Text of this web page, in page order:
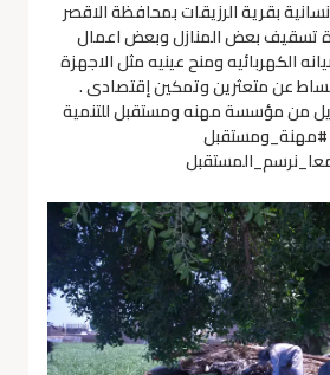
بقرية الرزيقات بمحافظة الاقصر
تسقيف بعض المنازل وبعض اعمال
الكهربائيه ومنح عينيه مثل الاجهزة
عن متعثرين وتمكين إقتصادى .
من مؤسسة مهنه ومستقبل للتنمية
#مهنة_ومستقبل